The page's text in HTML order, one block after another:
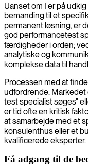
Uanset om I er på
bemanding til et
permanent løsning, er
god performancetest
færdigheder i orden;
analytiske og
komplekse data til
Processen med at
udfordrende. Markedet
test specialist søges"
er tid ofte en kritisk
at samarbejde med et
konsulenthus eller et
kvalificerede eksperter.
Få adgang til de